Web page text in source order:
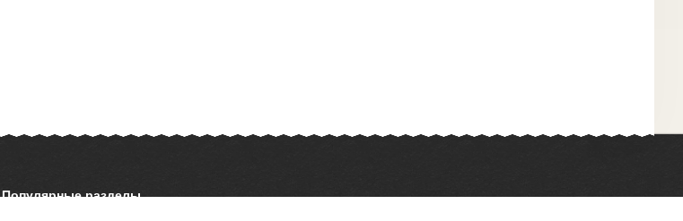
Популярные разделы